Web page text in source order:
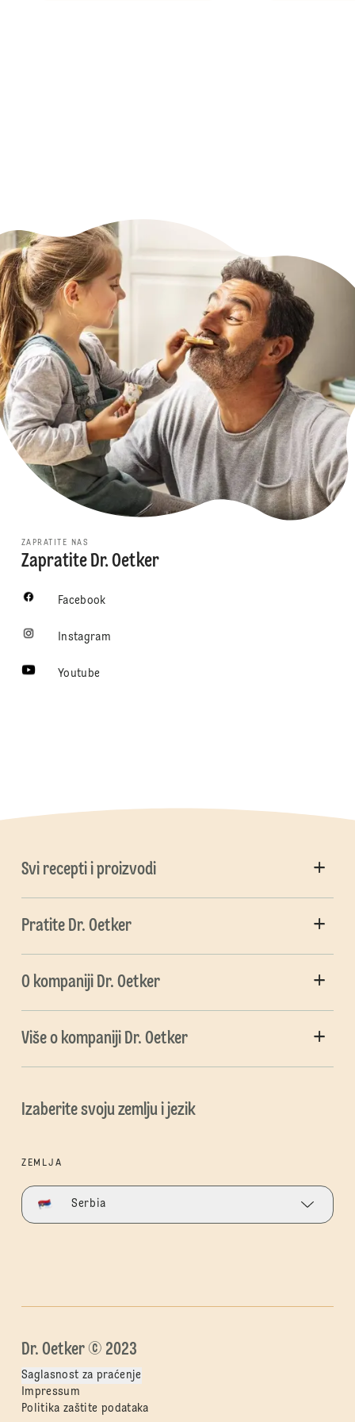
ZAPRATITE NAS
Zapratite Dr. Oetker
Facebook
Instagram
Youtube
Svi recepti i proizvodi
Pratite Dr. Oetker
O kompaniji Dr. Oetker
Više o kompaniji Dr. Oetker
Izaberite svoju zemlju i jezik
ZEMLJA
Serbia
Dr. Oetker © 2023
Saglasnost za praćenje
Impressum
Politika zaštite podataka